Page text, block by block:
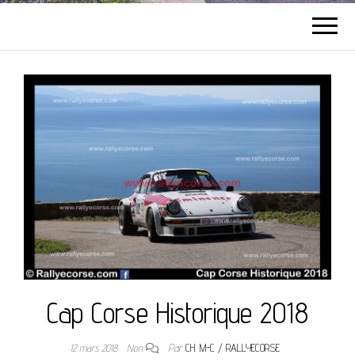
Cap Corse Historique 2018
12 mars 2018 Non ParCH. M-C / RALLYECORSE